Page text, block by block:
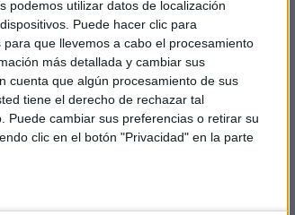
podemos utilizar datos de localización
Puede hacer clic para
que llevemos a cabo el procesamiento
más detallada y cambiar sus
cuenta que algún procesamiento de sus
tiene el derecho de rechazar tal
Puede cambiar sus preferencias o retirar su
clic en el botón "Privacidad" en la parte
la
las cuatro
necesita
y más